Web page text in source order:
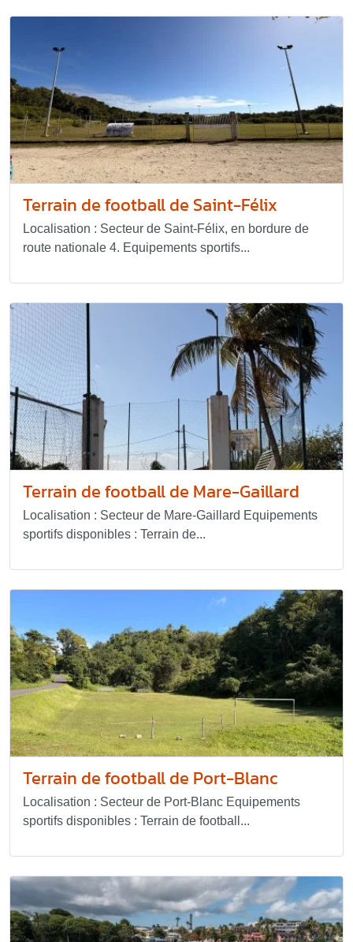
Terrain de football de Saint-Félix
Localisation : Secteur de Saint-Félix, en bordure de
route nationale 4. Equipements sportifs...
Terrain de football de Mare-Gaillard
Localisation : Secteur de Mare-Gaillard Equipements
sportifs disponibles : Terrain de...
Terrain de football de Port-Blanc
Localisation : Secteur de Port-Blanc Equipements
sportifs disponibles : Terrain de football...